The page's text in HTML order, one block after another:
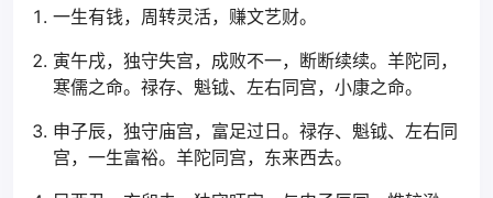
一生有钱，周转灵活，赚文艺财。
寅午戌，独守失宫，成败不一，断断续续。羊陀同，
寒儒之命。禄存、魁钺、左右同宫，小康之命。
申子辰，独守庙宫，富足过日。禄存、魁钺、左右同
宫，一生富裕。羊陀同宫，东来西去。